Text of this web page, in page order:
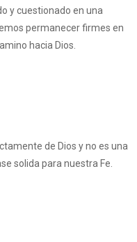
y cuestionado en una
permanecer firmes en
hacia Dios.
de Dios y no es una
solida para nuestra Fe.